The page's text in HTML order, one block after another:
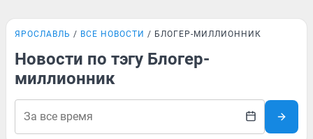
ЯРОСЛАВЛЬ ВСЕ НОВОСТИ БЛОГЕР-МИЛЛИОННИК
Новости по тэгу Блогер-
миллионник